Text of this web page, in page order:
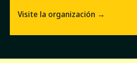
Visite la organización →